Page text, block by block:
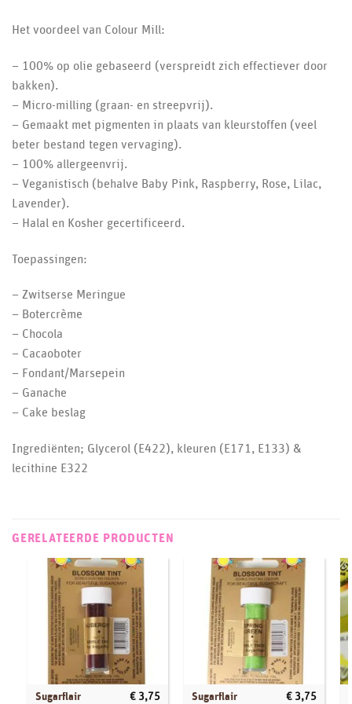
Het voordeel van Colour Mill:
– 100% op olie gebaseerd (verspreidt zich effectiever door
bakken).
– Micro-milling (graan- en streepvrij).
– Gemaakt met pigmenten in plaats van kleurstoffen (veel
beter bestand tegen vervaging).
– 100% allergeenvrij.
– Veganistisch (behalve Baby Pink, Raspberry, Rose, Lilac,
Lavender).
– Halal en Kosher gecertificeerd.
Toepassingen:
– Zwitserse Meringue
– Botercrème
– Chocola
– Cacaoboter
– Fondant/Marsepein
– Ganache
– Cake beslag
Ingrediënten; Glycerol (E422), kleuren (E171, E133) &
lecithine E322
GERELATEERDE PRODUCTEN
Sugarflair
€ 3,75
Sugarflair
€ 3,75